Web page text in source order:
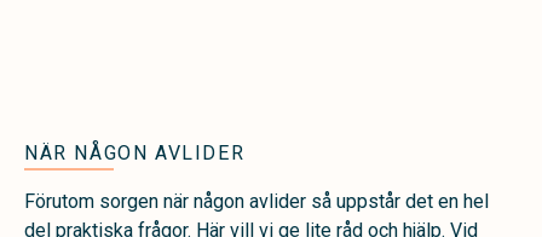
NÄR NÅGON AVLIDER
Förutom sorgen när någon avlider så uppstår det en hel
del praktiska frågor. Här vill vi ge lite råd och hjälp. Vid